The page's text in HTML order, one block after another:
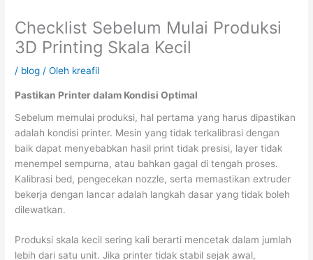
Checklist Sebelum Mulai Produksi
3D Printing Skala Kecil
/ blog / Oleh kreafil
Pastikan Printer dalam Kondisi Optimal
Sebelum memulai produksi, hal pertama yang harus dipastikan
adalah kondisi printer. Mesin yang tidak terkalibrasi dengan
baik dapat menyebabkan hasil print tidak presisi, layer tidak
menempel sempurna, atau bahkan gagal di tengah proses.
Kalibrasi bed, pengecekan nozzle, serta memastikan extruder
bekerja dengan lancar adalah langkah dasar yang tidak boleh
dilewatkan.
Produksi skala kecil sering kali berarti mencetak dalam jumlah
lebih dari satu unit. Jika printer tidak stabil sejak awal,